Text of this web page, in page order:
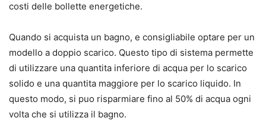
costi delle bollette energetiche.
Quando si acquista un bagno, e consigliabile optare per un
modello a doppio scarico. Questo tipo di sistema permette
di utilizzare una quantita inferiore di acqua per lo scarico
solido e una quantita maggiore per lo scarico liquido. In
questo modo, si puo risparmiare fino al 50% di acqua ogni
volta che si utilizza il bagno.